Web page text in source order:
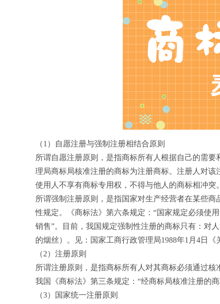
（1）自愿注册与强制注册相结合原则
所谓自愿注册原则，是指商标所有人根据自己的需
理局商标局核准注册的商标为注册商标。注册人对
使用人不享有商标专用权，不得与他人的商标相冲突
所谓强制注册原则，是指国家对生产经营者在某些
性规定。《商标法》第六条规定：“国家规定必须使
销售”。目前，我国规定强制性注册的商标只有：对
的烟丝）。见：国家工商行政管理局1988年1月4日
（2）注册原则
所谓注册原则，是指商标所有人对其商标必须通过
我国《商标法》第三条规定：“经商标局核准注册的
（3）国家统一注册原则